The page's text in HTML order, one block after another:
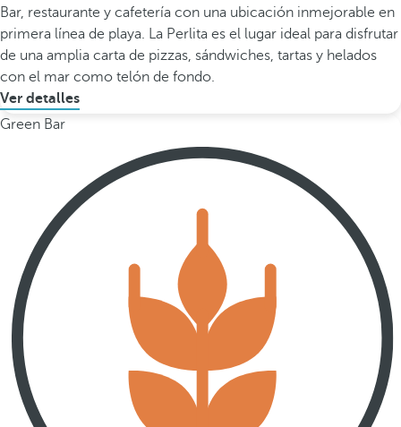
Bar, restaurante y cafetería con una ubicación inmejorable en
primera línea de playa. La Perlita es el lugar ideal para disfrutar
de una amplia carta de pizzas, sándwiches, tartas y helados
con el mar como telón de fondo.
Ver detalles
Green Bar